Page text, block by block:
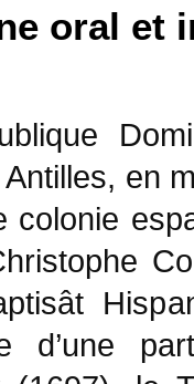
oral et
en
colonie
d’une